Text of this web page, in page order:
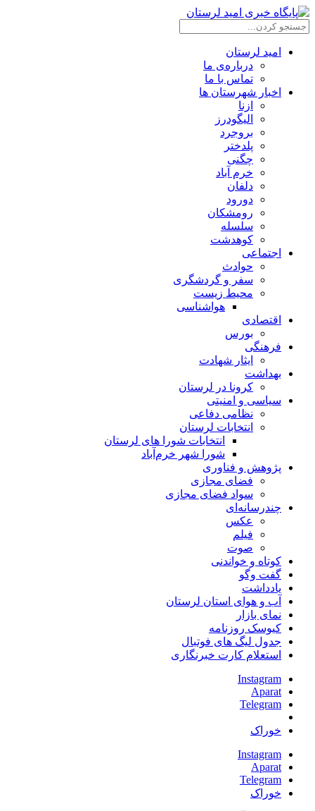
امید لرستان
درباره‌ی ما
تماس با ما
اخبار شهرستان ها
ازنا
الیگودرز
بروجرد
پلدختر
چگنی
خرم آباد
دلفان
دورود
رومشکان
سلسله
کوهدشت
اجتماعی
حوادث
سفر و گردشگری
محیط زیست
هواشناسی
اقتصادی
بورس
فرهنگی
ایثار شهادت
بهداشت
کرونا در لرستان
سیاسی و امنیتی
نظامی دفاعی
انتخابات لرستان
انتخابات شورا های لرستان
شورا شهر خرم‌آباد
پژوهش و فناوری
فضای مجازی
سواد فضای مجازی
چندرسانه‌ای
عكس
فیلم
صوت
کوتاه و خواندنی
گفت وگو
یادداشت
آب و هوای استان لرستان
نمای بازار
کیوسک روزنامه
جدول لیگ های فوتبال
استعلام کارت خبرنگاری
Instagram
Aparat
Telegram
خوراک
Instagram
Aparat
Telegram
خوراک